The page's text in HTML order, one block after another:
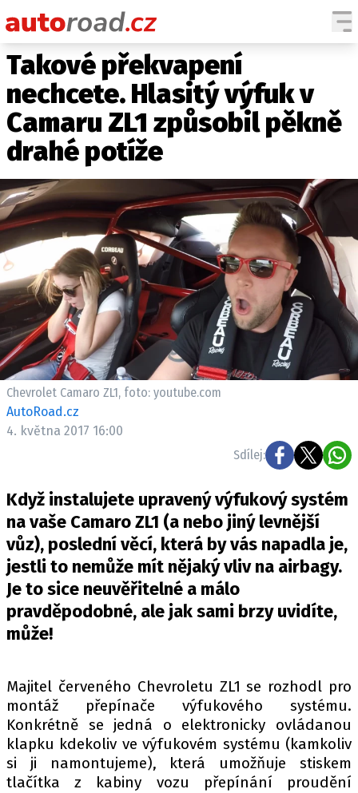
AUTA
TESTY AUT
NOVINKY
HISTORIE
ZAJÍMAVOSTI
TECHNIKA
EKONOMIKA
ČESKÝ TRH
TUNING
PROFI
ELEKTRO
TESTY ELEKTROMOBILŮ
TRH S ELEKTROMOBILY
OSTATNÍ
TISKOVKY
ROZHOVORY
DAKAR
Z DOMOVA
MOTORSPORT
PIT LANE
ČEŠI V AKCI
FIA CEZ & POHÁRY
MEZINÁRODNÍ SCÉNA
Takové překvapení
nechcete. Hlasitý výfuk v
Camaru ZL1 způsobil pěkně
drahé potíže
Chevrolet Camaro ZL1, foto: youtube.com
AutoRoad.cz
4. května 2017 16:00
Sdílej:
Když instalujete upravený výfukový systém
na vaše Camaro ZL1 (a nebo jiný levnější
vůz), poslední věcí, která by vás napadla je,
jestli to nemůže mít nějaký vliv na airbagy.
Je to sice neuvěřitelné a málo
pravděpodobné, ale jak sami brzy uvidíte,
může!
Majitel červeného Chevroletu ZL1 se rozhodl pro
montáž přepínače výfukového systému.
Konkrétně se jedná o elektronicky ovládanou
klapku kdekoliv ve výfukovém systému (kamkoliv
si ji namontujeme), která umožňuje stiskem
tlačítka z kabiny vozu přepínání proudění